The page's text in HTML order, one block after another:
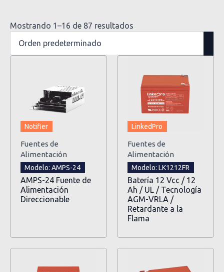
Mostrando 1–16 de 87 resultados
Notifier
Fuentes de
Alimentación
Modelo: AMPS-24
AMPS-24 Fuente de
Alimentación
Direccionable
LinkedPro
Fuentes de
Alimentación
Modelo: LK1212FR
Batería 12 Vcc / 12
Ah / UL / Tecnología
AGM-VRLA /
Retardante a la
Flama